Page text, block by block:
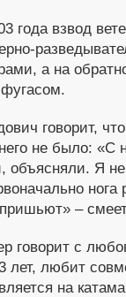
года взвод
а на
говорит,
не было: «С
объясняли. Я
–
говорит с
лет, любит
на